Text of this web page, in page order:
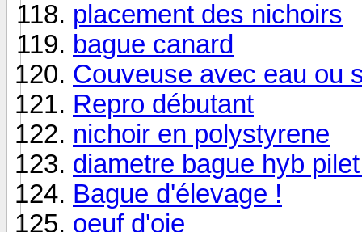
placement des nichoirs
bague canard
Couveuse avec eau ou
Repro débutant
nichoir en polystyrene
diametre bague hyb
Bague d'élevage !
oeuf d'oie